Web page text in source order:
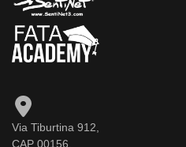
Via Tiburtina 912,
CAP 00156,